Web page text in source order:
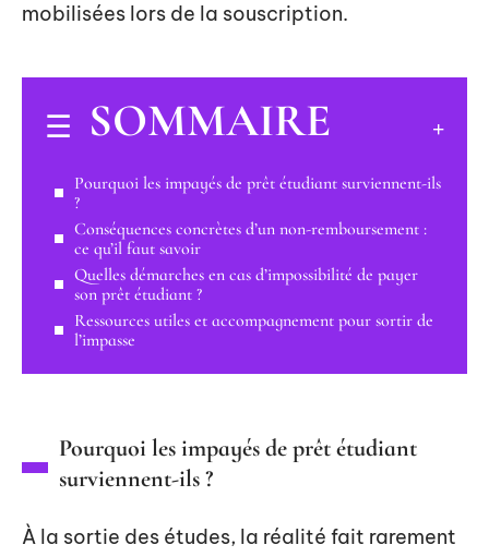
mobilisées lors de la souscription.
SOMMAIRE
Pourquoi les impayés de prêt étudiant surviennent-ils
?
Conséquences concrètes d’un non-remboursement :
ce qu’il faut savoir
Quelles démarches en cas d’impossibilité de payer
son prêt étudiant ?
Ressources utiles et accompagnement pour sortir de
l’impasse
Pourquoi les impayés de prêt étudiant
surviennent-ils ?
À la sortie des études, la réalité fait rarement